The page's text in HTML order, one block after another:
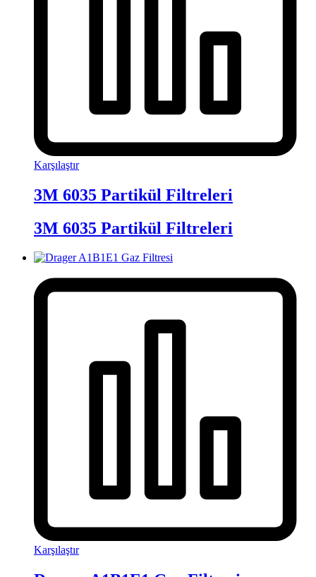
Karşılaştır
3M 6035 Partikül Filtreleri
3M 6035 Partikül Filtreleri
Karşılaştır